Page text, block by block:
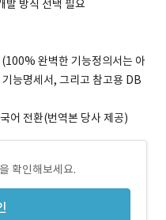
발 방식 선택 필요
완벽한 기능정의서는 아
능명세서, 그리고 참고용 DB
어 전환(번역본 당사 제공)
확인해보세요.